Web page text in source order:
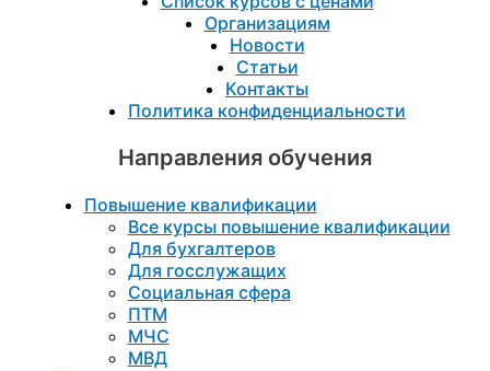
Организациям
Новости
Статьи
Контакты
Политика конфиденциальности
Направления обучения
Повышение квалификации
Все курсы повышение квалификации
Для бухгалтеров
Для госслужащих
Социальная сфера
ПТМ
МЧС
МВД